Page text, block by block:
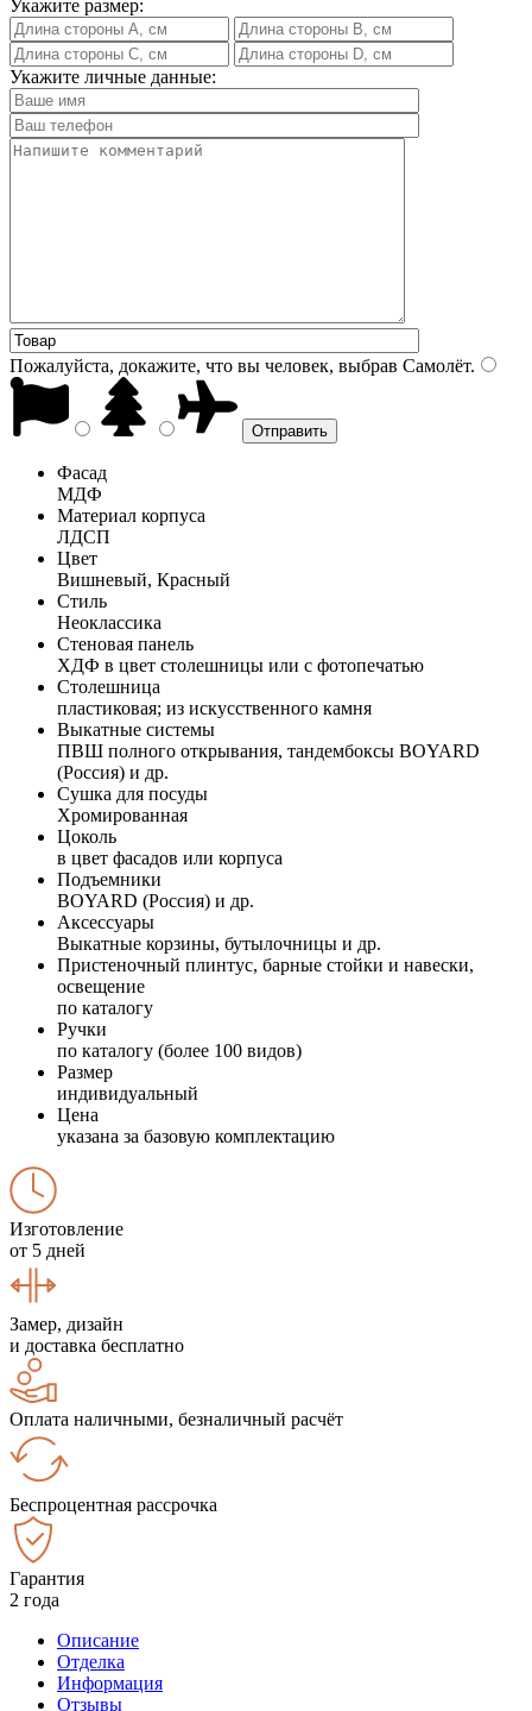
Укажите размер:
Укажите личные данные:
Пожалуйста, докажите, что вы человек, выбрав Самолёт.
Фасад
МДФ
Материал корпуса
ЛДСП
Цвет
Вишневый, Красный
Стиль
Неоклассика
Стеновая панель
ХДФ в цвет столешницы или с фотопечатью
Столешница
пластиковая; из искусственного камня
Выкатные системы
ПВШ полного открывания, тандембоксы BOYARD
(Россия) и др.
Сушка для посуды
Хромированная
Цоколь
в цвет фасадов или корпуса
Подъемники
BOYARD (Россия) и др.
Аксессуары
Выкатные корзины, бутылочницы и др.
Пристеночный плинтус, барные стойки и навески,
освещение
по каталогу
Ручки
по каталогу (более 100 видов)
Размер
индивидуальный
Цена
указана за базовую комплектацию
Изготовление
от 5 дней
Замер, дизайн
и доставка бесплатно
Оплата наличными, безналичный расчёт
Беспроцентная рассрочка
Гарантия
2 года
Описание
Отделка
Информация
Отзывы